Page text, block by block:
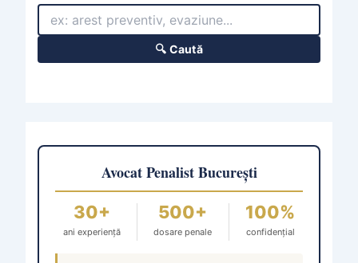
🔍 Caută
Avocat Penalist București
30+
ani experiență
500+
dosare penale
100%
confidențial